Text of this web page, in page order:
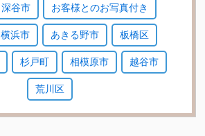
深谷市 お客様とのお写真付き
横浜市 あきる野市 板橋区
杉戸町 相模原市 越谷市
荒川区